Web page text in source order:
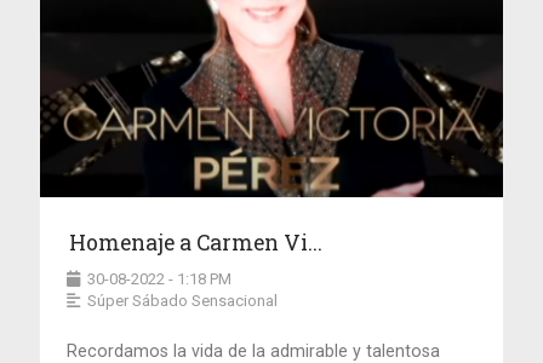
Homenaje a Carmen Vi...
30-08-2022 - 1:18 PM
Súper Sábado Sensacional
Recordamos la vida de la admirable y talentosa